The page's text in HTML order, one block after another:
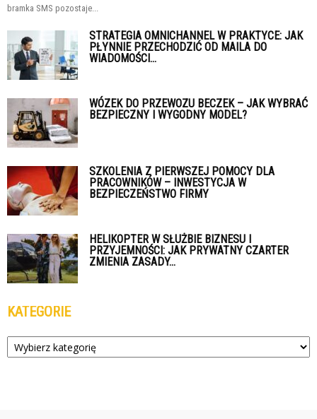
bramka SMS pozostaje...
STRATEGIA OMNICHANNEL W PRAKTYCE: JAK
PŁYNNIE PRZECHODZIĆ OD MAILA DO
WIADOMOŚCI...
WÓZEK DO PRZEWOZU BECZEK – JAK WYBRAĆ
BEZPIECZNY I WYGODNY MODEL?
SZKOLENIA Z PIERWSZEJ POMOCY DLA
PRACOWNIKÓW – INWESTYCJA W
BEZPIECZEŃSTWO FIRMY
HELIKOPTER W SŁUŻBIE BIZNESU I
PRZYJEMNOŚCI: JAK PRYWATNY CZARTER
ZMIENIA ZASADY...
KATEGORIE
Kategorie